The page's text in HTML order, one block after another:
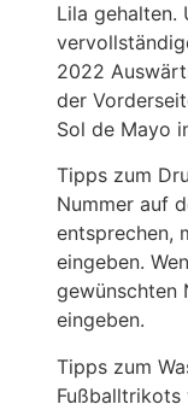
Lila gehalten.
2022
der
Sol de Mayo
Tipps zum
Nummer auf
entsprechen,
eingeben.
gewünschten
eingeben.
Tipps zum
Fußballtrikots